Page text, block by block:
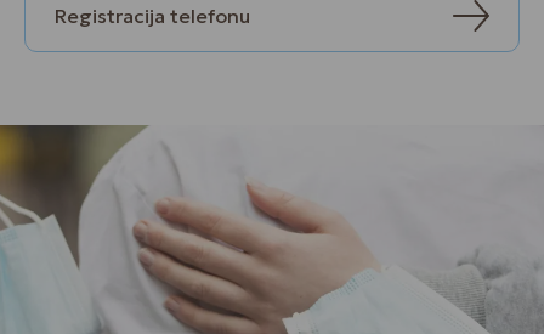
Registracija telefonu